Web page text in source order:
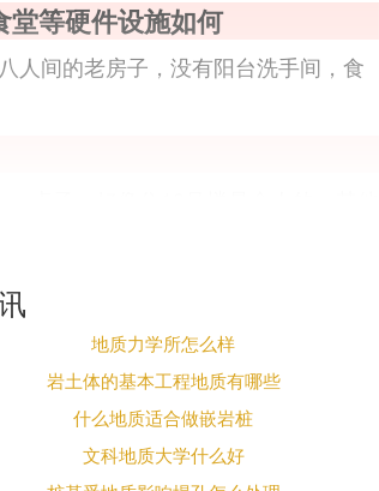
等硬件设施如何
人间的老房子，没有阳台洗手间，食
桌子，好像住10号楼是个人的，其他
北大学的地质、物理版、化学、历
物、大地构造很强，并且从前中国各
《石油地质学》就出自西北大学。但
地质力学所怎么样
岩土体的基本工程地质有哪些
什么地质适合做嵌岩桩
文科地质大学什么好